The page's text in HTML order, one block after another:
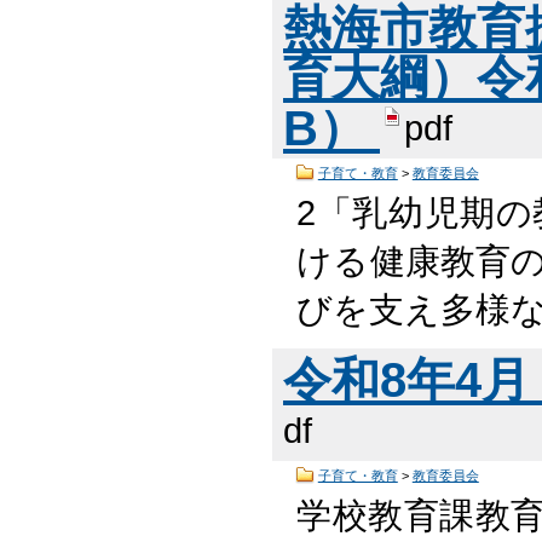
熱海市教育
育大綱）令
B）
pdf
子育て・教育> 教育委員会
2「乳幼児期の
ける健康教育
びを支え多様
令和8年4
df
子育て・教育> 教育委員会
学校教育課教